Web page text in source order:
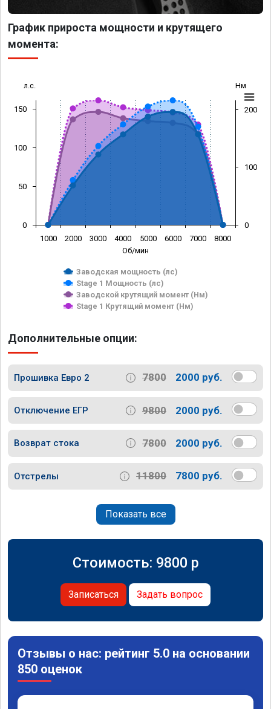
График прироста мощности и крутящего
момента:
Об/мин
л.с. Нм
Заводская мощность (лс)
Stage 1 Мощность (лс)
Заводской крутящий момент (Нм)
Stage 1 Крутящий момент (Нм)
1000 2000 3000 4000 5000 6000 7000 8000
0
50
100
150
0
100
200
Дополнительные опции:
Прошивка Евро 2 7800 2000 руб.
Отключение ЕГР 9800 2000 руб.
Возврат стока 7800 2000 руб.
Отстрелы 11800 7800 руб.
Показать все
Стоимость: 9800 p
Записаться Задать вопрос
Отзывы о нас: рейтинг 5.0 на основании
850 оценок